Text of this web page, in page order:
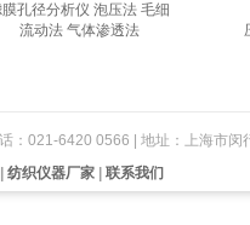
孔径分析仪 泡压法 毛细
流动法 气体渗透法
话：021-6420 0566 | 地址：上海市
纺织仪器厂家 联系我们